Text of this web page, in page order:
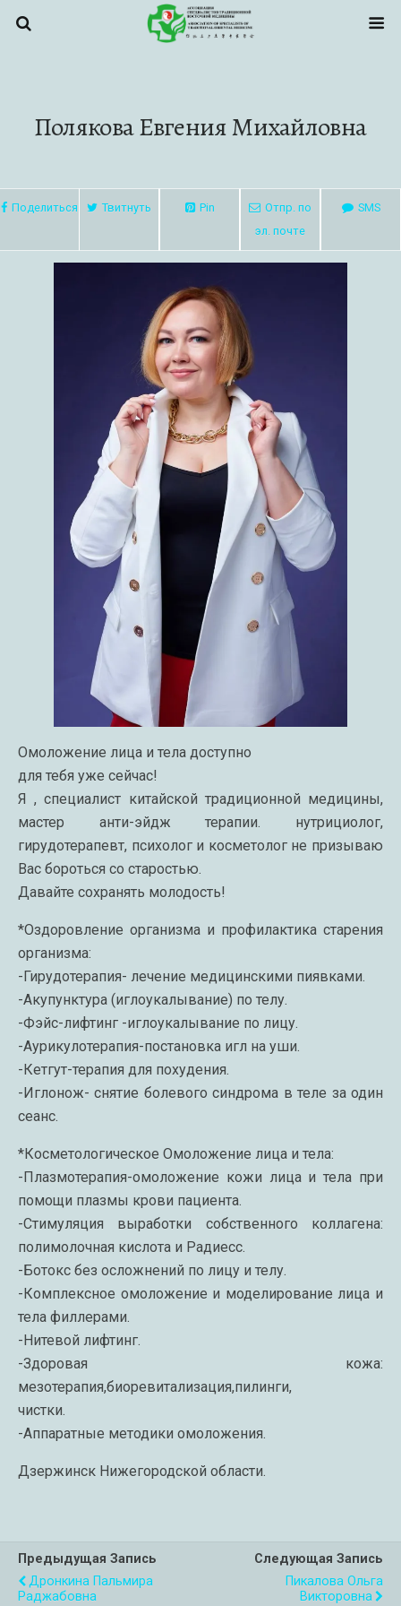
Полякова Евгения Михайловна
Поделиться Твитнуть Pin
Отпр. по
эл. почте
SMS
Омоложение лица и тела доступно
для тебя уже сейчас!
Я , специалист китайской традиционной медицины,
мастер анти-эйдж терапии. нутрициолог,
гирудотерапевт, психолог и косметолог не призываю
Вас бороться со старостью.
Давайте сохранять молодость!
*Оздоровление организма и профилактика старения
организма:
-Гирудотерапия- лечение медицинскими пиявками.
-Акупунктура (иглоукалывание) по телу.
-Фэйс-лифтинг -иглоукалывание по лицу.
-Аурикулотерапия-постановка игл на уши.
-Кетгут-терапия для похудения.
-Иглонож- снятие болевого синдрома в теле за один
сеанс.
*Косметологическое Омоложение лица и тела:
-Плазмотерапия-омоложение кожи лица и тела при
помощи плазмы крови пациента.
-Стимуляция выработки собственного коллагена:
полимолочная кислота и Радиесс.
-Ботокс без осложнений по лицу и телу.
-Комплексное омоложение и моделирование лица и
тела филлерами.
-Нитевой лифтинг.
-Здоровая кожа:
мезотерапия,биоревитализация,пилинги,
чистки.
-Аппаратные методики омоложения.
Дзержинск Нижегородской области.
Предыдущая Запись
Дронкина Пальмира
Раджабовна
Следующая Запись
Пикалова Ольга
Викторовна